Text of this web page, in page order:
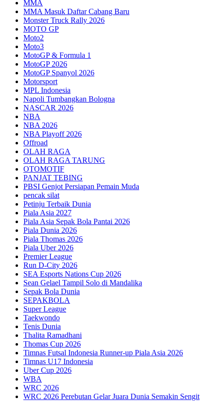
MMA
MMA Masuk Daftar Cabang Baru
Monster Truck Rally 2026
MOTO GP
Moto2
Moto3
MotoGP & Formula 1
MotoGP 2026
MotoGP Spanyol 2026
Motorsport
MPL Indonesia
Napoli Tumbangkan Bologna
NASCAR 2026
NBA
NBA 2026
NBA Playoff 2026
Offroad
OLAH RAGA
OLAH RAGA TARUNG
OTOMOTIF
PANJAT TEBING
PBSI Genjot Persiapan Pemain Muda
pencak silat
Petinju Terbaik Dunia
Piala Asia 2027
Piala Asia Sepak Bola Pantai 2026
Piala Dunia 2026
Piala Thomas 2026
Piala Uber 2026
Premier League
Run D-City 2026
SEA Esports Nations Cup 2026
Sean Gelael Tampil Solo di Mandalika
Sepak Bola Dunia
SEPAKBOLA
Super League
Taekwondo
Tenis Dunia
Thalita Ramadhani
Thomas Cup 2026
Timnas Futsal Indonesia Runner-up Piala Asia 2026
Timnas U17 Indonesia
Uber Cup 2026
WBA
WRC 2026
WRC 2026 Perebutan Gelar Juara Dunia Semakin Sengit